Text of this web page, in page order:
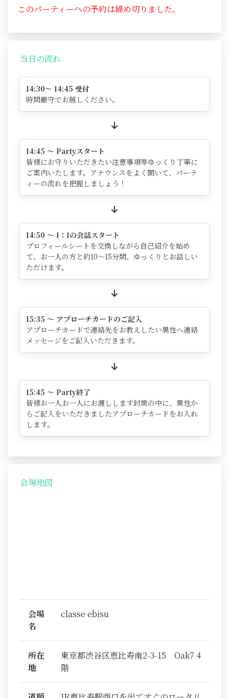
このパーティーへの予約は締め切りました。
当日の流れ
14:30～ 14:45 受付
時間厳守でお越しください。
14:45 ～ Partyスタート
皆様にお守りいただきたい注意事項等ゆっくり丁寧に
ご案内いたします。アナウンスをよく聞いて、パーテ
ィーの流れを把握しましょう！
14:50 ～ 1：1の会話スタート
プロフィールシートを交換しながら自己紹介を始め
て、お一人の方と約10～15分間、ゆっくりとお話しい
ただけます。
15:35 ～ アプローチカードのご記入
アプローチカードで連絡先をお教えしたい異性へ連絡
メッセージをご記入いただきます。
15:45 ～ Party終了
皆様お一人お一人にお渡しします封筒の中に、異性か
らご記入をいただきましたアプローチカードをお入れ
します。
会場地図
会場
名
classe ebisu
所在
地
東京都渋谷区恵比寿南2-3-15 Oak7 4
階